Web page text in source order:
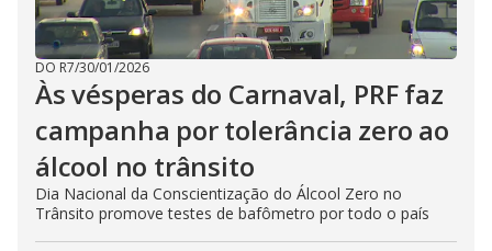
DO R7/30/01/2026
Às vésperas do Carnaval, PRF faz
campanha por tolerância zero ao
álcool no trânsito
Dia Nacional da Conscientização do Álcool Zero no
Trânsito promove testes de bafômetro por todo o país